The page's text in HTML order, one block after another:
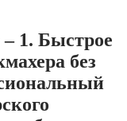
1. Быстрое
без